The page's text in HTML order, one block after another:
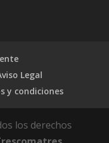
Legal
y condiciones
los derechos